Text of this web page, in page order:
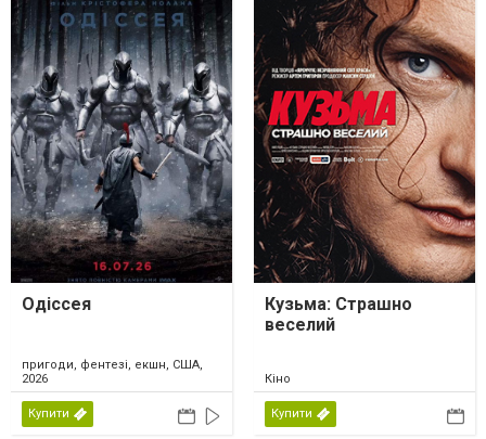
Одіссея
пригоди, фентезі, екшн, США,
2026
Купити
Кузьма: Страшно
веселий
Кіно
Купити